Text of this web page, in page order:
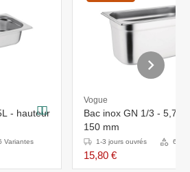
- hauteur
Variantes
Vogue
Bac inox GN 1/3 - 5,7L
150 mm
1-3 jours ouvrés 6
15,80 €